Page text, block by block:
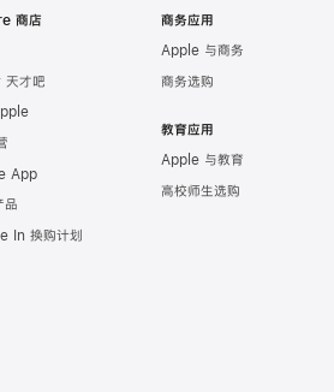
商店
才吧
App
品
In 换购计划
商务应用
Apple 与商务
商务选购
教育应用
Apple 与教育
高校师生选购